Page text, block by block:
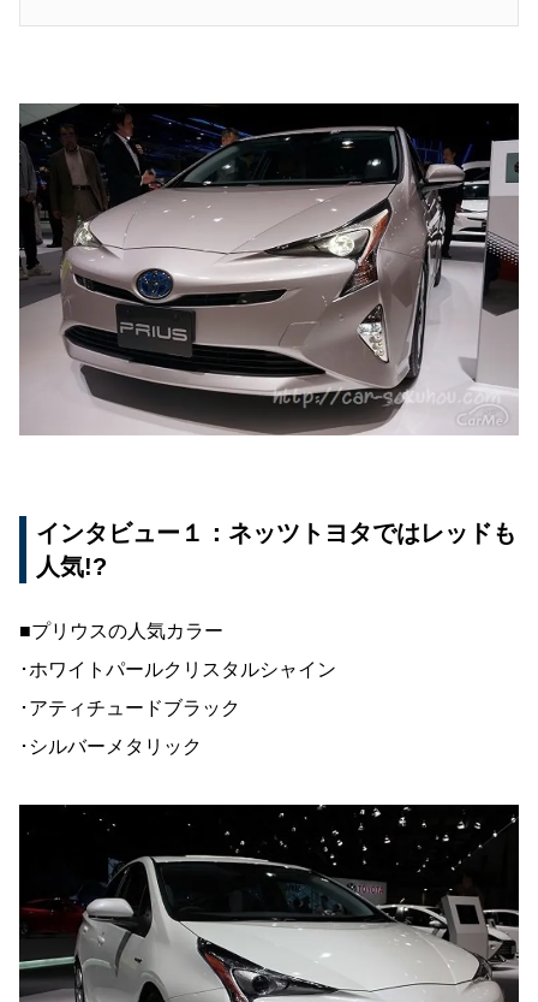
インタビュー１：ネッツトヨタではレッドも
人気!?
■プリウスの人気カラー
･ホワイトパールクリスタルシャイン
･アティチュードブラック
･シルバーメタリック